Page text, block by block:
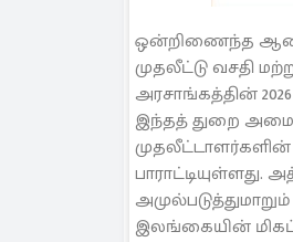
ஒன்றிணைந்த ஆடைச்
முதலீட்டு வசதி
அரசாங்கத்தின்
இந்தத் துறை
இலங்கையின்